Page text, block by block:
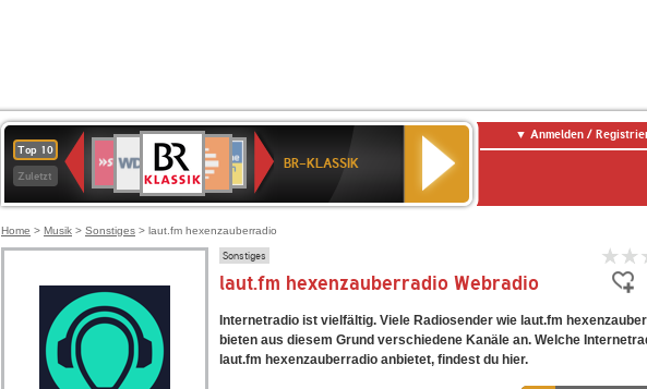
Top 10
Zuletzt
Deutschlandfunk
80er
90er
OLDIE
ANTENNE
4
BR-
KLASSIK
Deutschlandfunk
Kultur
ANTENNE
BAYERN
SWR
Kultur
NDR
2
BR-KLASSIK
Anmelden /
Home > Musik > Sonstiges > laut.fm hexenzauberradio
Sonstiges
laut.fm hexenzauberradio Webradio
Internetradio ist vielfältig. Viele Radiosender wie laut.fm
bieten aus diesem Grund verschiedene Kanäle an. Welche
laut.fm hexenzauberradio anbietet, findest du hier.